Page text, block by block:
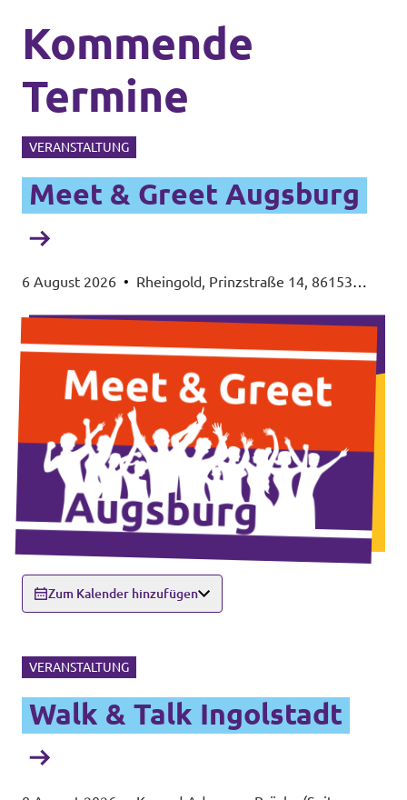
Kommende
Termine
VERANSTALTUNG
Meet & Greet Augsburg
6 August 2026 • Rheingold, Prinzstraße 14, 86153
Zum Kalender hinzufügen
VERANSTALTUNG
Walk & Talk Ingolstadt